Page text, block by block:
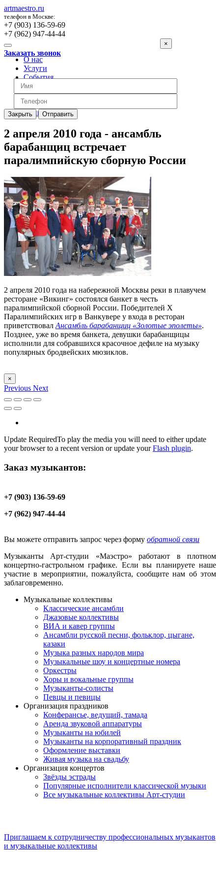
artmaestro.ru
телефон в Москве:
+7 (903) 136-59-69
+7 (962) 947-44-44
Заказать звонок
×
Закрыть Отправить
О нас
Услуги
События
Вопросы
Отзывы
Обратная связь
Цены
2 апреля 2010 года - ансамбль
барабанщиц встречает
паралимпийскую сборную России
2 апреля 2010 года на набережной Москвы реки в плавучем
ресторане «Викинг» состоялся банкет в честь
паралимпийской сборной России. Победителей X
Паралимпийских игр в Ванкувере у входа в ресторан
приветствовал Ансамбль барабанщиц «Золотые эполеты».
Позднее, уже во время банкета, девушки барабанщицы
исполнили для собравшихся красочное дефиле на музыку
популярных бродвейских мюзиклов.
×
Previous Next
Update RequiredTo play the media you will need to either update
your browser to a recent version or update yourFlash plugin.
Заказ музыкантов:
+7 (903) 136-59-69
+7 (962) 947-44-44
Вы можете отправить запрос через форму обратной связи
Музыканты Арт-студии «Маэстро» работают в плотном
концертно-гастрольном графике. Если вы планируете наше
участие в мероприятии, пожалуйста, сообщите нам об этом
заблаговременно.
Музыкальные коллективы
Классические ансамбли
Джазовые коллективы
ВИА и кавер группы
Ансамбли русской песни, фольклор, цыгане,
казаки
Музыка разных народов мира
Музыкальные шоу и концертные номера
Оркестры
Хоры и вокальные группы
Музыканты-солисты
Певцы и певицы
Организация праздников
Конферансье, ведущий, тамада
Аренда звуковой аппаратуры
Музыканты на юбилей
Музыканты на корпоративный праздник
Оформление выставки
Живая музыка на свадьбу
Организация концертов
Звёзды эстрады
Популярные исполнители классической музыки
Все музыкальные коллективы Арт-студии
Приглашаем к сотрудничеству профессиональных музыкантов
и музыкальные коллективы